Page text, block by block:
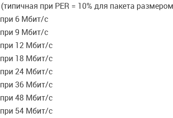
при PER = 10% для пакета
6 Мбит/c
9 Мбит/c
12 Мбит/c
18 Мбит/c
24 Мбит/c
36 Мбит/c
48 Мбит/c
54 Мбит/c